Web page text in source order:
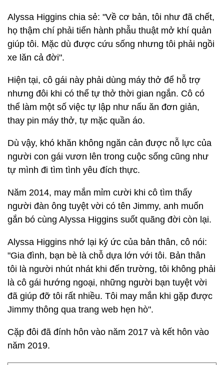
Alyssa Higgins chia sẻ: "Về cơ bản, tôi như đã chết,
họ thậm chí phải tiến hành phẫu thuật mở khí quản
giúp tôi. Mặc dù được cứu sống nhưng tôi phải ngồi
xe lăn cả đời".
Hiện tại, cô gái này phải dùng máy thở để hỗ trợ
nhưng đôi khi có thể tự thở thời gian ngắn. Cô có
thể làm một số việc tự lập như nấu ăn đơn giản,
thay pin máy thở, tự mặc quần áo.
Dù vậy, khó khăn không ngăn cản được nỗ lực của
người con gái vươn lên trong cuộc sống cũng như
tự mình đi tìm tình yêu đích thực.
Năm 2014, may mắn mỉm cười khi cô tìm thấy
người đàn ông tuyệt vời có tên Jimmy, anh muốn
gắn bó cùng Alyssa Higgins suốt quãng đời còn lại.
Alyssa Higgins nhớ lại ký ức của bản thân, cô nói:
"Gia đình, bạn bè là chỗ dựa lớn với tôi. Bản thân
tôi là người nhút nhát khi đến trường, tôi không phải
là cô gái hướng ngoại, những người bạn tuyệt vời
đã giúp đỡ tôi rất nhiều. Tôi may mắn khi gặp được
Jimmy thông qua trang web hẹn hò".
Cặp đôi đã đính hôn vào năm 2017 và kết hôn vào
năm 2019.